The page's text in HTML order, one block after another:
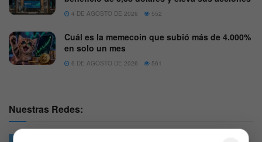
4 DE AGOSTO DE 2026 552
Cuál es la memecoin que subió más de 4.000%
en solo un mes
6 DE AGOSTO DE 2026 561
Nuestras Redes: